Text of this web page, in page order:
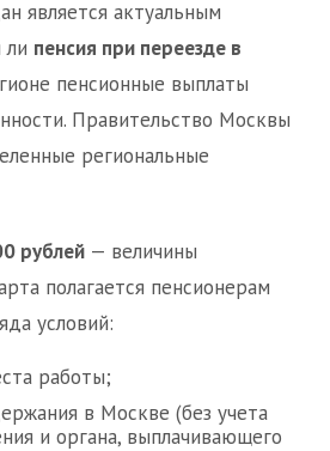
является актуальным
ли пенсия при переезде в
пенсионные выплаты
Правительство Москвы
региональные
рублей — величины
полагается пенсионерам
условий:
работы;
в Москве (без учета
и органа, выплачивающего